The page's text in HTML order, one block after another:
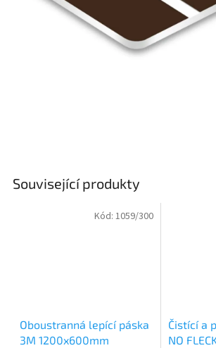
Související produkty
Oboustranná lepící páska
3M 1200x600mm
Kód: 1059/300
Čistící a
NO